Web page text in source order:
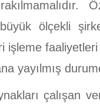
ölçekli
işleme
yayılmış
çalışan